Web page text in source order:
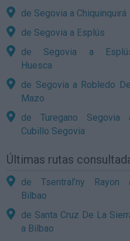
de Segovia a Chiquinquirá
de Segovia a Esplús
de Segovia a
Huesca
de Segovia a Robledo
Mazo
de Turegano Segovia
Cubillo Segovia
Últimas rutas
de Tsentral’ny Rayon
Bilbao
de Santa Cruz De La
a Bilbao